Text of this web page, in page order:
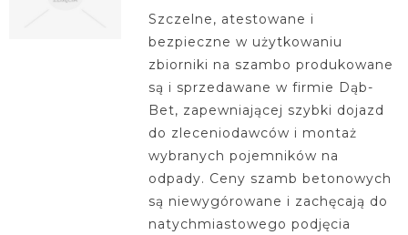
Szczelne, atestowane i
bezpieczne w użytkowaniu
zbiorniki na szambo produkowane
są i sprzedawane w firmie Dąb-
Bet, zapewniającej szybki dojazd
do zleceniodawców i montaż
wybranych pojemników na
odpady. Ceny szamb betonowych
są niewygórowane i zachęcają do
natychmiastowego podjęcia